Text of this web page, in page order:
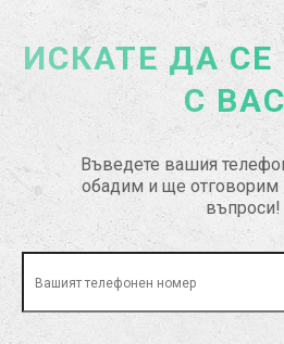
ИСКАТЕ ДА
С
Въведете вашия
обадим и ще отговорим
въпроси!